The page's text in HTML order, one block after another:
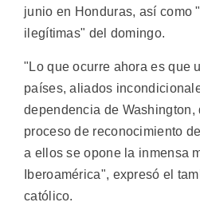
junio en Honduras, así como
ilegítimas" del domingo.
"Lo que ocurre ahora es que
países, aliados
dependencia de
proceso de reconocimiento
a ellos se opone la inmensa
Iberoamérica", expresó el
católico.